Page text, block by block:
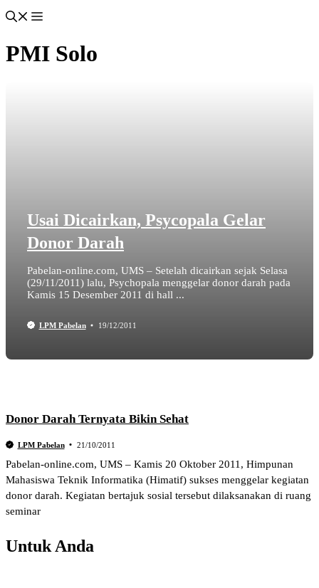
PMI Solo
Usai Dicairkan, Psycopala Gelar
Donor Darah
Pabelan-online.com, UMS – Setelah dicairkan sejak Selasa
(29/11/2011) lalu, Psychopala menggelar donor darah pada
Kamis 15 Desember 2011 di hall ...
LPM Pabelan 19/12/2011
Donor Darah Ternyata Bikin Sehat
LPM Pabelan 21/10/2011
Pabelan-online.com, UMS – Kamis 20 Oktober 2011, Himpunan
Mahasiswa Teknik Informatika (Himatif) sukses menggelar kegiatan
donor darah. Kegiatan bertajuk sosial tersebut dilaksanakan di ruang
seminar
Untuk Anda